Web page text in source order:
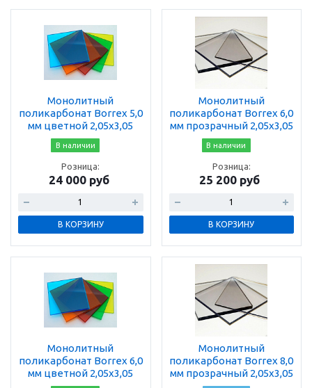
Монолитный
поликарбонат Borrex 5,0
мм цветной 2,05х3,05
В наличии
Розница:
24 000 руб
В КОРЗИНУ
Монолитный
поликарбонат Borrex 6,0
мм прозрачный 2,05х3,05
В наличии
Розница:
25 200 руб
В КОРЗИНУ
Монолитный
поликарбонат Borrex 6,0
мм цветной 2,05х3,05
Монолитный
поликарбонат Borrex 8,0
мм прозрачный 2,05х3,05